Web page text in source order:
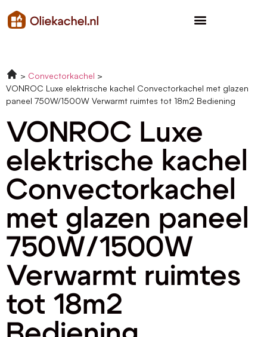
Convectorkachel
VONROC Luxe elektrische kachel Convectorkachel met glazen
paneel 750W/1500W Verwarmt ruimtes tot 18m2 Bediening
VONROC Luxe
elektrische kachel
Convectorkachel
met glazen paneel
750W/1500W
Verwarmt ruimtes
tot 18m2